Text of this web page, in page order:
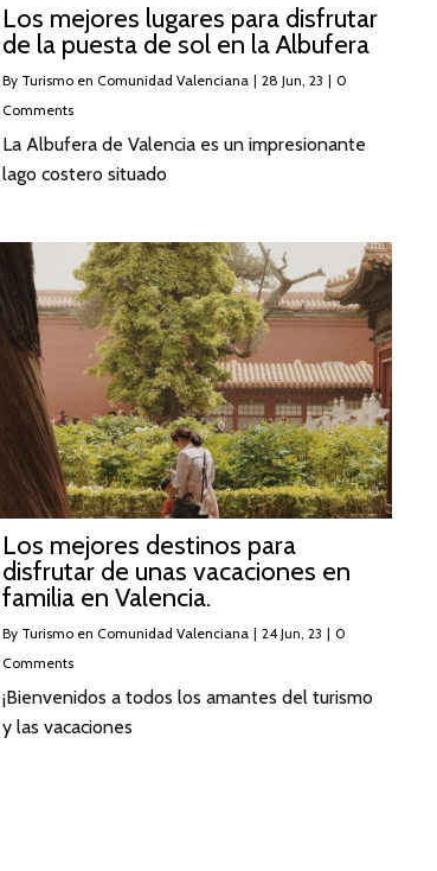
Los mejores lugares para disfrutar
de la puesta de sol en la Albufera
By Turismo en Comunidad Valenciana | 28 Jun, 23 | 0
Comments
La Albufera de Valencia es un impresionante
lago costero situado
Los mejores destinos para
disfrutar de unas vacaciones en
familia en Valencia.
By Turismo en Comunidad Valenciana | 24 Jun, 23 | 0
Comments
¡Bienvenidos a todos los amantes del turismo
y las vacaciones